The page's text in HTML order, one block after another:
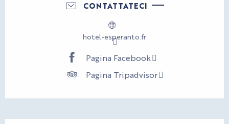
CONTATTATECI
hotel-esperanto.fr
Pagina Facebook
Pagina Tripadvisor